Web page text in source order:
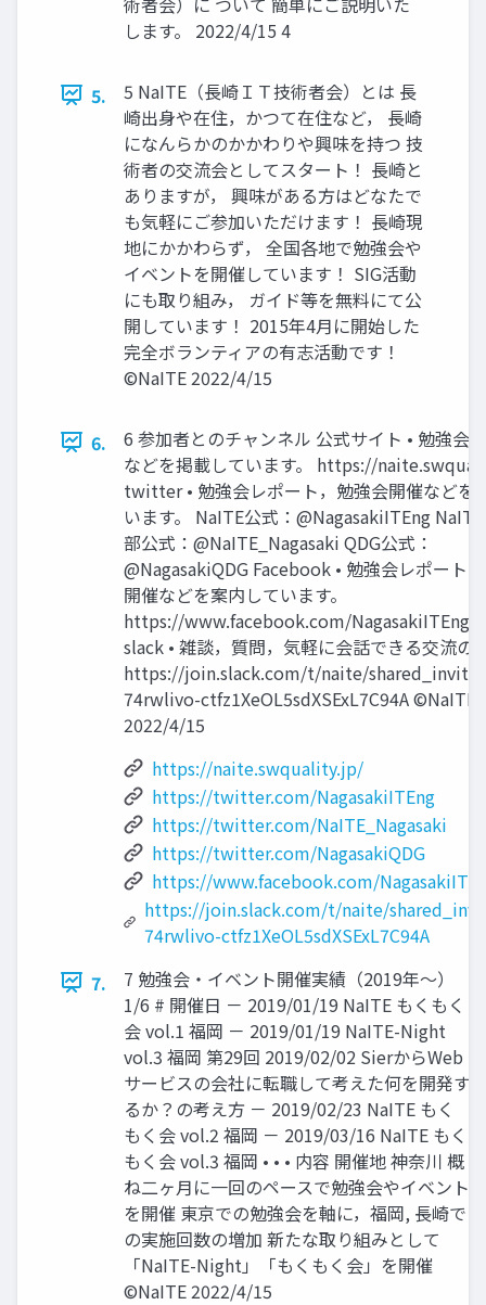
します。 2022/4/15 4
5.
5 NaITE（長崎ＩＴ技術者会）とは 長
崎出身や在住，かつて在住など， 長崎
になんらかのかかわりや興味を持つ 技
術者の交流会としてスタート！ 長崎と
ありますが， 興味がある方はどなたで
も気軽にご参加いただけます！ 長崎現
地にかかわらず， 全国各地で勉強会や
イベントを開催しています！ SIG活動
にも取り組み， ガイド等を無料にて公
開しています！ 2015年4月に開始した
完全ボランティアの有志活動です！
©NaITE 2022/4/15
6.
6 参加者とのチャンネル 公式サイト • 勉強会
などを掲載しています。 https://
twitter • 勉強会レポート，勉強会開催などを
います。 NaITE公式：@NagasakiITEng
部公式：@NaITE_Nagasaki QDG公式：
@NagasakiQDG Facebook • 勉強会レポート
開催などを案内しています。
https://www.facebook.com/
slack • 雑談，質問，気軽に会話できる交流の
https://join.slack.com/t/naite/
74rwlivo-ctfz1XeOL5sdXSExL7C94A ©NaITE
2022/4/15
https://naite.swquality.jp/
https://twitter.com/NagasakiITEng
https://twitter.com/NaITE_Nagasaki
https://twitter.com/NagasakiQDG
https://www.facebook.com/
https://join.slack.com/t/naite/
74rwlivo-ctfz1XeOL5sdXSExL7C94A
7.
7 勉強会・イベント開催実績（2019年～）
1/6 # 開催日 － 2019/01/19 NaITE もくもく
会 vol.1 福岡 － 2019/01/19 NaITE-Night
vol.3 福岡 第29回 2019/02/02 SierからWeb
サービスの会社に転職して考えた何を開発す
るか？の考え方 － 2019/02/23 NaITE もく
もく会 vol.2 福岡 － 2019/03/16 NaITE もく
もく会 vol.3 福岡 • • • 内容 開催地 神奈川 概
ね二ヶ月に一回のペースで勉強会やイベント
を開催 東京での勉強会を軸に，福岡, 長崎で
の実施回数の増加 新たな取り組みとして
「NaITE-Night」「もくもく会」を開催
©NaITE 2022/4/15